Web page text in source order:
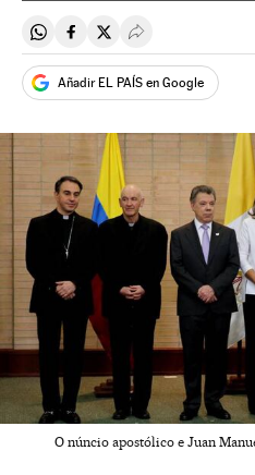
Compartir en Whatsapp
Compartir en Facebook
Compartir en Twitter
Desplegar
Añadir EL PAÍS en Google
O núncio apostólico e Juan